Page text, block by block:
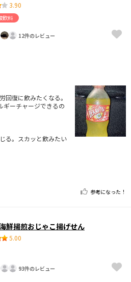
3.90
飲料
12件のレビュー
回復に飲みたくなる。
ギーチャージできるの
る。スカッと飲みたい
参考になった！
鮮揚煎おじゃこ揚げせん
5.00
93件のレビュー